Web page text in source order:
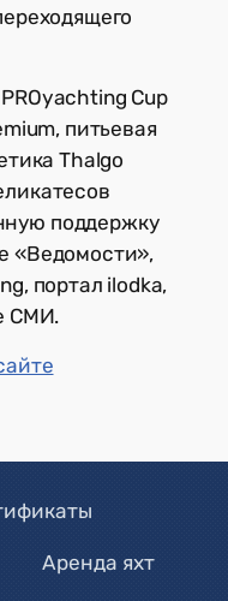
Cup
питьевая
Thalgo
поддержку
«Ведомости»,
портал ilodka,
СМИ.
Аренда яхт